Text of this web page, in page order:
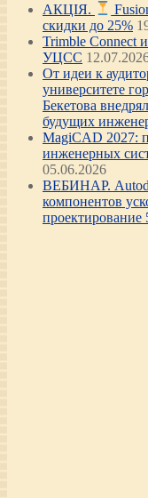
АКЦІЯ.
скидки до 25%
Trimble Connect
УЦСС
От идеи к
университете
Бекетова
будущих
MagiCAD 2027:
инженерных
05.06.2026
ВЕБИНАР.
компонентов